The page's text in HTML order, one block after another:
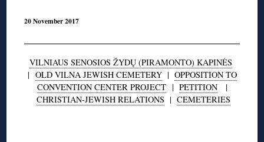
20 November 2017
VILNIAUS SENOSIOS ŽYDŲ (PIRAMONTO) KAPINĖS
| OLD VILNA JEWISH CEMETERY| OPPOSITION TO
CONVENTION CENTER PROJECT| PETITION|
CHRISTIAN-JEWISH RELATIONS | CEMETERIES